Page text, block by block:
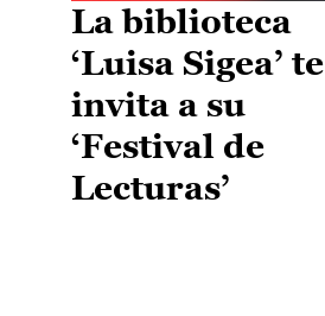
La biblioteca
‘Luisa Sigea’ te
invita a su
‘Festival de
Lecturas’